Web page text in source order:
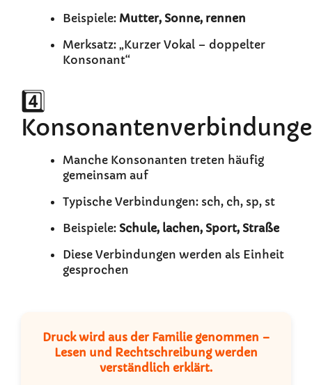
Beispiele: Mutter, Sonne, rennen
Merksatz: „Kurzer Vokal – doppelter
Konsonant“
4️⃣
Manche Konsonanten treten häufig
gemeinsam auf
Typische Verbindungen: sch, ch, sp, st
Beispiele: Schule, lachen, Sport, Straße
Diese Verbindungen werden als Einheit
gesprochen
Druck wird aus der Familie genommen –
Lesen und Rechtschreibung werden
verständlich erklärt.